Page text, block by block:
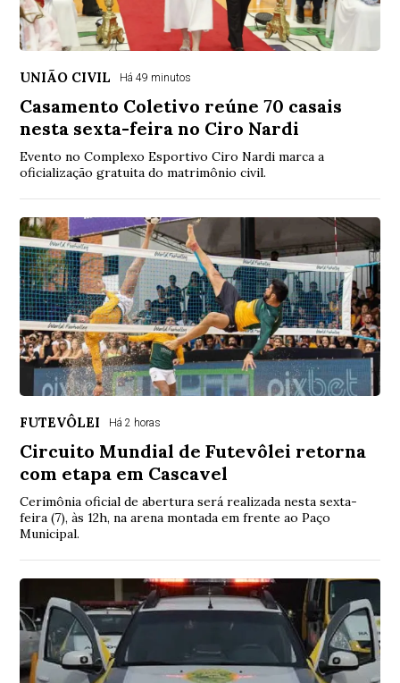
UNIÃO CIVIL Há 49 minutos
Casamento Coletivo reúne 70 casais
nesta sexta-feira no Ciro Nardi
Evento no Complexo Esportivo Ciro Nardi marca a
oficialização gratuita do matrimônio civil.
FUTEVÔLEI Há 2 horas
Circuito Mundial de Futevôlei retorna
com etapa em Cascavel
Cerimônia oficial de abertura será realizada nesta sexta-
feira (7), às 12h, na arena montada em frente ao Paço
Municipal.